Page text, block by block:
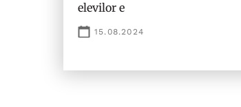
elevilor e
15.08.2024